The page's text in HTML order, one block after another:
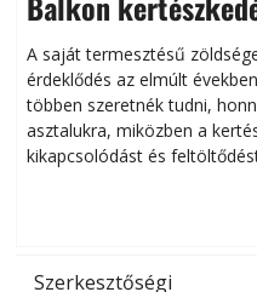
Helytakarékos
A saját termesztésű
érdeklődés az elmúlt
többen szeretnék tudni,
asztalukra, miközben a
kikapcsolódást és
Szerkesztőségi